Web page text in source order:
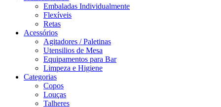
Embaladas Individualmente
Flexíveis
Retas
Acessórios
Agitadores / Paletinas
Utensilios de Mesa
Equipamentos para Bar
Limpeza e Higiene
Categorias
Copos
Louças
Talheres